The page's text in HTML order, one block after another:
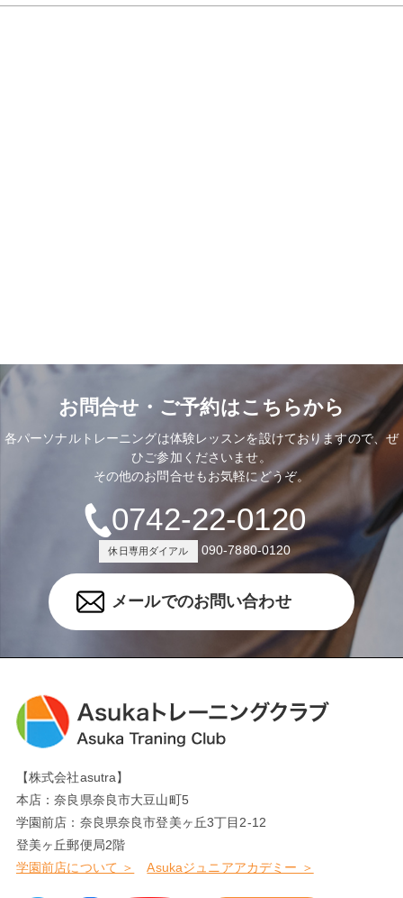
お問合せ・ご予約はこちらから
各パーソナルトレーニングは体験レッスンを設けておりますので、ぜ
ひご参加くださいませ。
その他のお問合せもお気軽にどうぞ。
0742-22-0120
休日専用ダイアル 090-7880-0120
メールでのお問い合わせ
【株式会社asutra】
本店：奈良県奈良市大豆山町5
学園前店：奈良県奈良市登美ヶ丘3丁目2-12
登美ヶ丘郵便局2階
学園前店について ＞
Asukaジュニアアカデミー ＞